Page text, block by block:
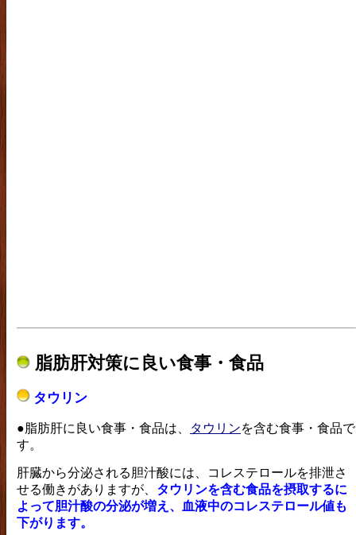
脂肪肝対策に良い食事・食品
タウリン
●脂肪肝に良い食事・食品は、 タウリンを含む食事・食品で
す。
肝臓から分泌される胆汁酸には、コレステロールを排泄さ
せる働きがありますが、 タウリンを含む食品を摂取するに
よって胆汁酸の分泌が増え、血液中のコレステロール値も
下がります。